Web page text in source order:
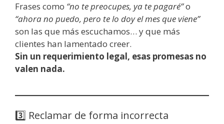
Frases como “no te preocupes, ya te pagaré”o
“ahora no puedo, pero te lo doy el mes que viene”
son las que más escuchamos… y que más
clientes han lamentado creer.
Sin un requerimiento legal, esas promesas no
valen nada.
3️⃣ Reclamar de forma incorrecta